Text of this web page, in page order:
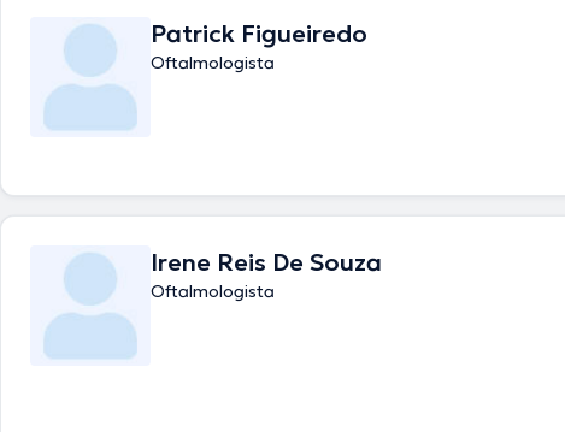
Patrick Figueiredo
Oftalmologista
Irene Reis De Souza
Oftalmologista